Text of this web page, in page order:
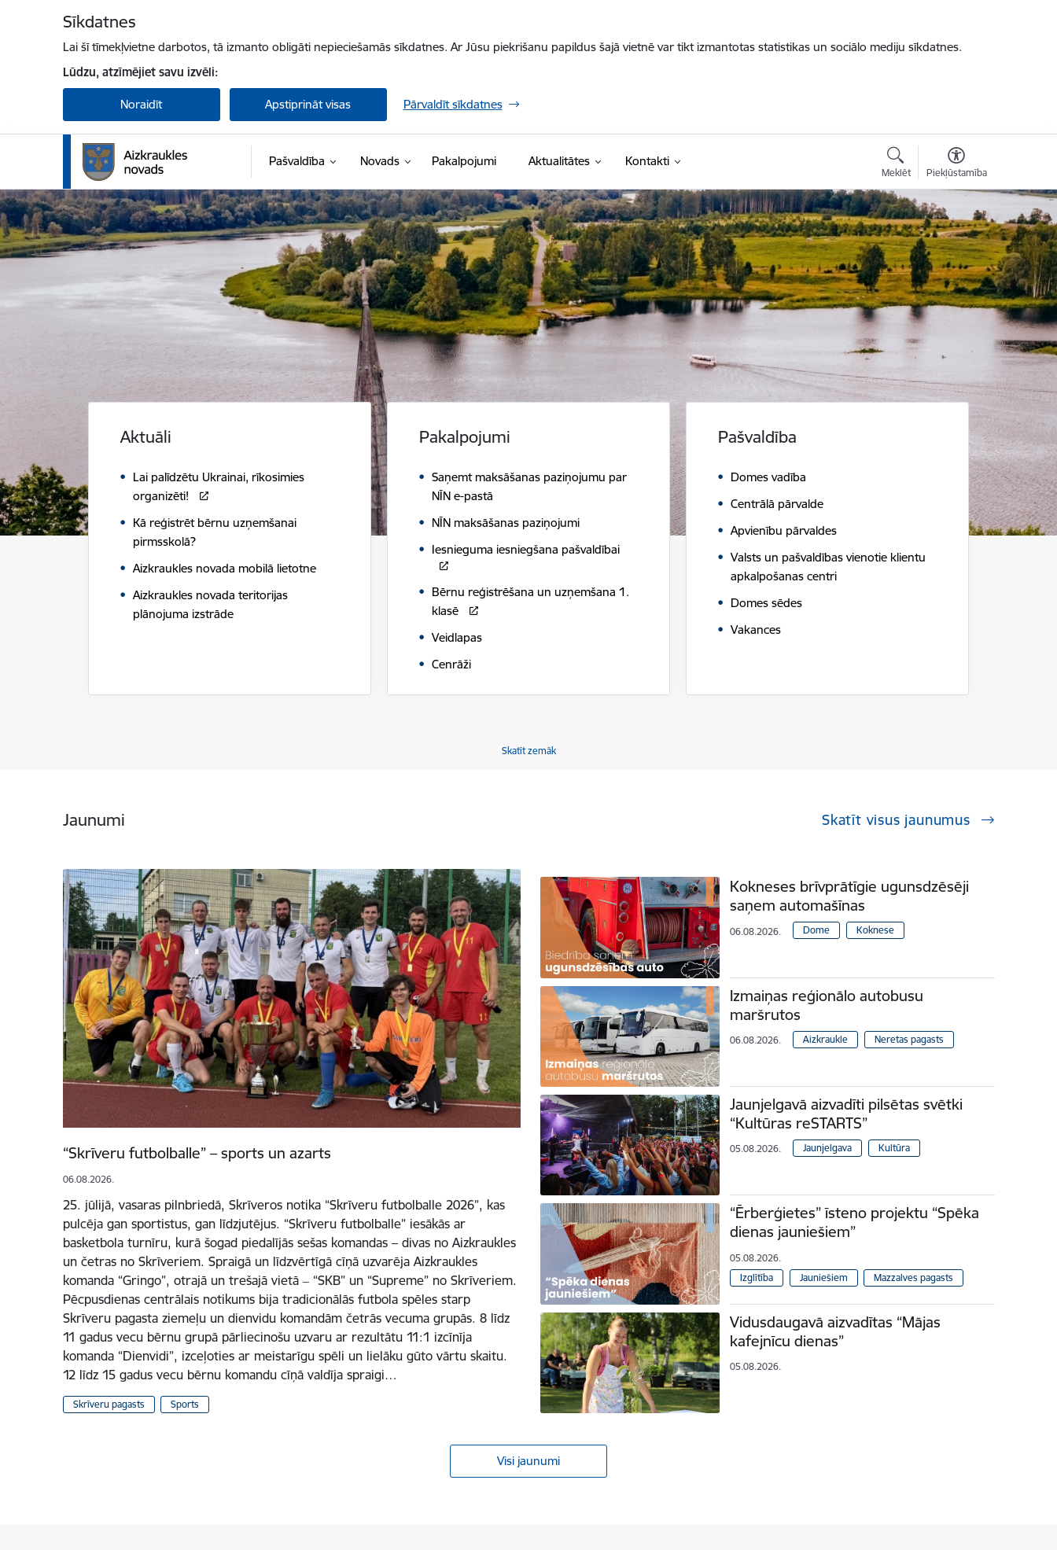
Sīkdatnes
Lai šī tīmekļvietne darbotos, tā izmanto obligāti nepieciešamās sīkdatnes. Ar Jūsu piekrišanu papildus šajā vietnē var tikt izmantotas statistikas un sociālo mediju sīkdatnes.
Lūdzu, atzīmējiet savu izvēli:
Noraidīt Apstiprināt visas Pārvaldīt sīkdatnes
Pašvaldība Novads Pakalpojumi Aktualitātes Kontakti
Meklēt Piekļūstamība
Aizkraukles novada pašvaldība
Aktuāli
Lai palīdzētu Ukrainai, rīkosimies
organizēti!
Kā reģistrēt bērnu uzņemšanai
pirmsskolā?
Aizkraukles novada mobilā lietotne
Aizkraukles novada teritorijas
plānojuma izstrāde
Pakalpojumi
Saņemt maksāšanas paziņojumu par
NĪN e-pastā
NĪN maksāšanas paziņojumi
Iesnieguma iesniegšana pašvaldībai
Bērnu reģistrēšana un uzņemšana 1.
klasē
Veidlapas
Cenrāži
Pašvaldība
Domes vadība
Centrālā pārvalde
Apvienību pārvaldes
Valsts un pašvaldības vienotie klientu
apkalpošanas centri
Domes sēdes
Vakances
Skatīt zemāk
Jaunumi Skatīt visus jaunumus
“Skrīveru futbolballe” – sports un azarts
06.08.2026.
25. jūlijā, vasaras pilnbriedā, Skrīveros notika “Skrīveru futbolballe 2026”, kas
pulcēja gan sportistus, gan līdzjutējus. “Skrīveru futbolballe” iesākās ar
basketbola turnīru, kurā šogad piedalījās sešas komandas – divas no Aizkraukles
un četras no Skrīveriem. Spraigā un līdzvērtīgā cīņā uzvarēja Aizkraukles
komanda “Gringo”, otrajā un trešajā vietā ‒ “SKB” un “Supreme” no Skrīveriem.
Pēcpusdienas centrālais notikums bija tradicionālās futbola spēles starp
Skrīveru pagasta ziemeļu un dienvidu komandām četrās vecuma grupās. 8 līdz
11 gadus vecu bērnu grupā pārliecinošu uzvaru ar rezultātu 11:1 izcīnīja
komanda “Dienvidi”, izceļoties ar meistarīgu spēli un lielāku gūto vārtu skaitu.
12 līdz 15 gadus vecu bērnu komandu cīņā valdīja spraigi…
Skrīveru pagasts Sports
Kokneses brīvprātīgie ugunsdzēsēji
saņem automašīnas
06.08.2026. Dome Koknese
Izmaiņas reģionālo autobusu
maršrutos
06.08.2026. Aizkraukle Neretas pagasts
Jaunjelgavā aizvadīti pilsētas svētki
“Kultūras reSTARTS”
05.08.2026. Jaunjelgava Kultūra
“Ērberģietes” īsteno projektu “Spēka
dienas jauniešiem”
05.08.2026.
Izglītība
Jauniešiem Mazzalves pagasts
Vidusdaugavā aizvadītas “Mājas
kafejnīcu dienas”
05.08.2026.
Visi jaunumi